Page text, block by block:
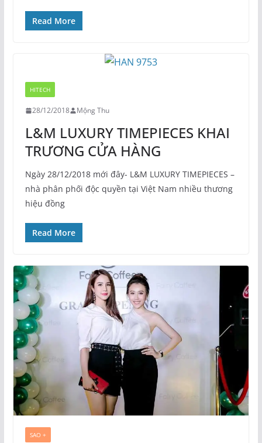
Read More
HITECH
28/12/2018 Mộng Thu
L&M LUXURY TIMEPIECES KHAI
TRƯƠNG CỬA HÀNG
Ngày 28/12/2018 mới đây- L&M LUXURY TIMEPIECES –
nhà phân phối độc quyền tại Việt Nam nhiều thương
hiệu đồng
Read More
SAO +